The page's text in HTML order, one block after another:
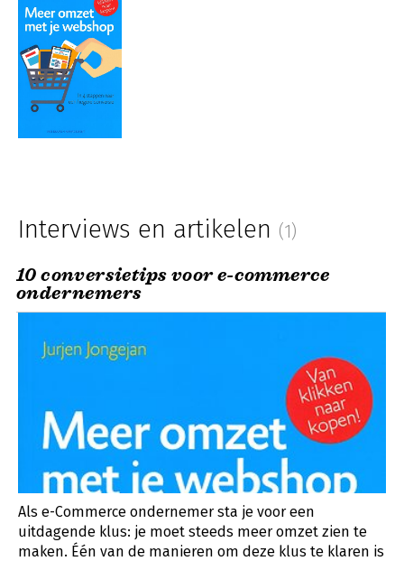
Interviews en artikelen (1)
10 conversietips voor e-commerce
ondernemers
Als e-Commerce ondernemer sta je voor een
uitdagende klus: je moet steeds meer omzet zien te
maken. Één van de manieren om deze klus te klaren is